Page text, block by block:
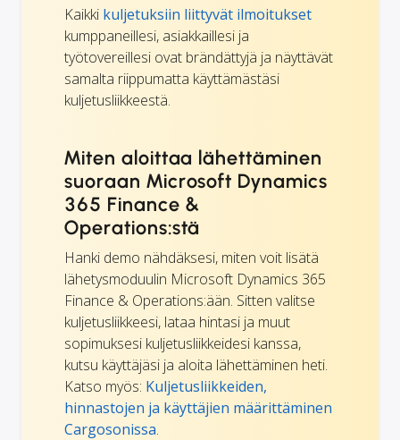
Kaikki kuljetuksiin liittyvät ilmoitukset
kumppaneillesi, asiakkaillesi ja
työtovereillesi ovat brändättyjä ja näyttävät
samalta riippumatta käyttämästäsi
kuljetusliikkeestä.
Miten aloittaa lähettäminen
suoraan Microsoft Dynamics
365 Finance &
Operations:stä
Hanki demo nähdäksesi, miten voit lisätä
lähetysmoduulin Microsoft Dynamics 365
Finance & Operations:ään. Sitten valitse
kuljetusliikkeesi, lataa hintasi ja muut
sopimuksesi kuljetusliikkeidesi kanssa,
kutsu käyttäjäsi ja aloita lähettäminen heti.
Katso myös: Kuljetusliikkeiden,
hinnastojen ja käyttäjien määrittäminen
Cargosonissa.